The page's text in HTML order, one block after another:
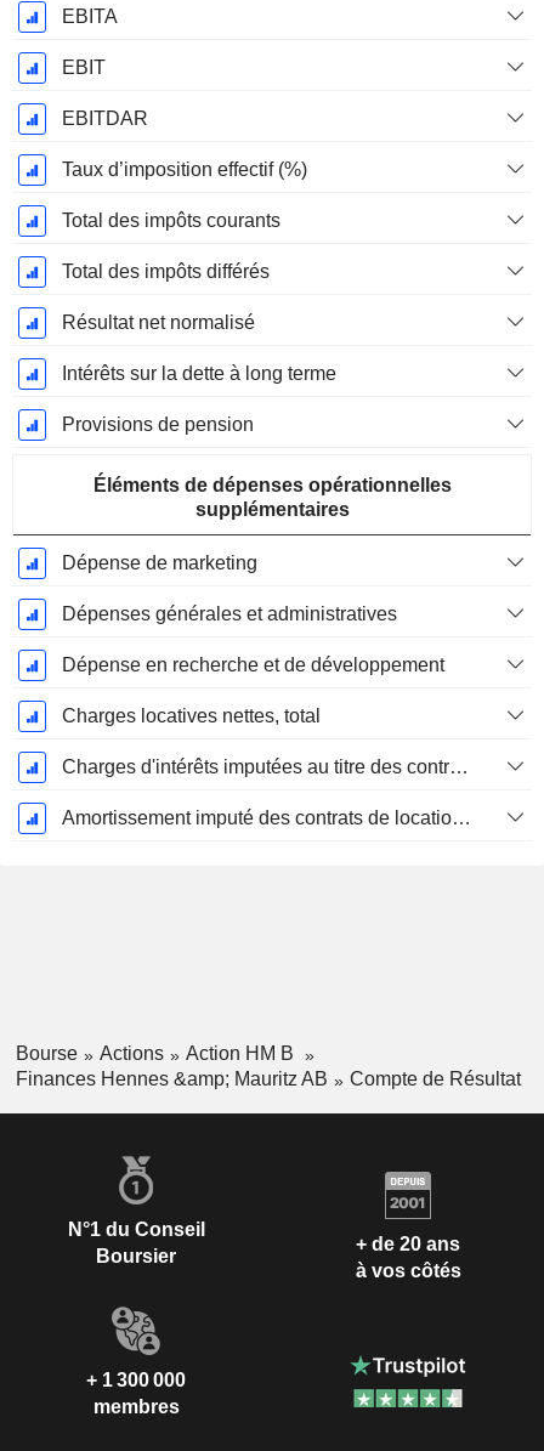
EBITA
EBIT
EBITDAR
Taux d’imposition effectif (%)
Total des impôts courants
Total des impôts différés
Résultat net normalisé
Intérêts sur la dette à long terme
Provisions de pension
Éléments de dépenses opérationnelles
supplémentaires
Dépense de marketing
Dépenses générales et administratives
Dépense en recherche et de développement
Charges locatives nettes, total
Charges d'intérêts imputées au titre des contrats de location
Amortissement imputé des contrats de location simple
Bourse Actions
Action HM B
Finances Hennes &amp; Mauritz AB
Compte de Résultat
N°1 du Conseil
Boursier
+ de 20 ans
à vos côtés
+ 1 300 000
membres